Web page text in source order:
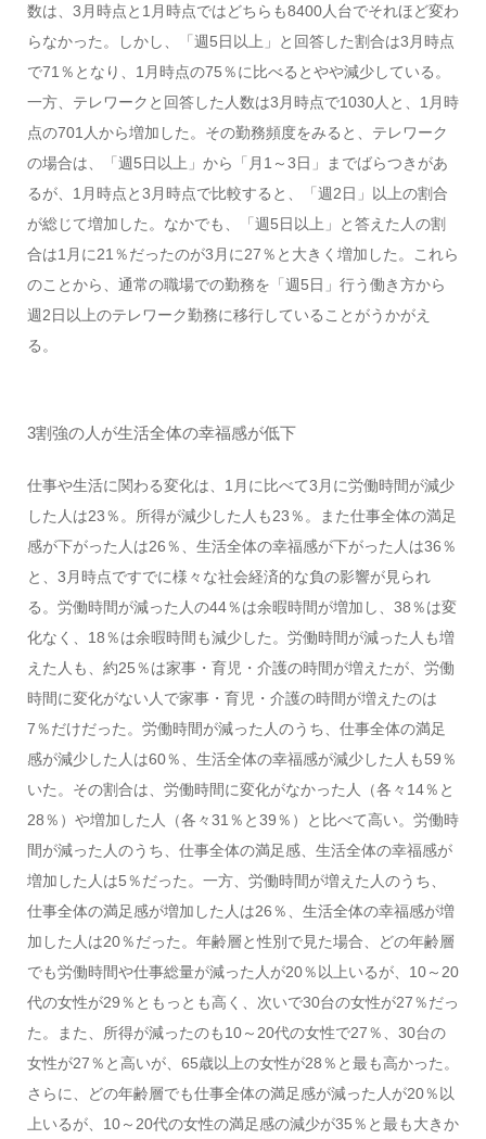
数は、3月時点と1月時点ではどちらも8400人台でそれほど変わ
らなかった。しかし、「週5日以上」と回答した割合は3月時点
で71％となり、1月時点の75％に比べるとやや減少している。
一方、テレワークと回答した人数は3月時点で1030人と、1月時
点の701人から増加した。その勤務頻度をみると、テレワーク
の場合は、「週5日以上」から「月1～3日」までばらつきがあ
るが、1月時点と3月時点で比較すると、「週2日」以上の割合
が総じて増加した。なかでも、「週5日以上」と答えた人の割
合は1月に21％だったのが3月に27％と大きく増加した。これら
のことから、通常の職場での勤務を「週5日」行う働き方から
週2日以上のテレワーク勤務に移行していることがうかがえ
る。
3割強の人が生活全体の幸福感が低下
仕事や生活に関わる変化は、1月に比べて3月に労働時間が減少
した人は23％。所得が減少した人も23％。また仕事全体の満足
感が下がった人は26％、生活全体の幸福感が下がった人は36％
と、3月時点ですでに様々な社会経済的な負の影響が見られ
る。労働時間が減った人の44％は余暇時間が増加し、38％は変
化なく、18％は余暇時間も減少した。労働時間が減った人も増
えた人も、約25％は家事・育児・介護の時間が増えたが、労働
時間に変化がない人で家事・育児・介護の時間が増えたのは
7％だけだった。労働時間が減った人のうち、仕事全体の満足
感が減少した人は60％、生活全体の幸福感が減少した人も59％
いた。その割合は、労働時間に変化がなかった人（各々14％と
28％）や増加した人（各々31％と39％）と比べて高い。労働時
間が減った人のうち、仕事全体の満足感、生活全体の幸福感が
増加した人は5％だった。一方、労働時間が増えた人のうち、
仕事全体の満足感が増加した人は26％、生活全体の幸福感が増
加した人は20％だった。年齢層と性別で見た場合、どの年齢層
でも労働時間や仕事総量が減った人が20％以上いるが、10～20
代の女性が29％ともっとも高く、次いで30台の女性が27％だっ
た。また、所得が減ったのも10～20代の女性で27％、30台の
女性が27％と高いが、65歳以上の女性が28％と最も高かった。
さらに、どの年齢層でも仕事全体の満足感が減った人が20％以
上いるが、10～20代の女性の満足感の減少が35％と最も大きか